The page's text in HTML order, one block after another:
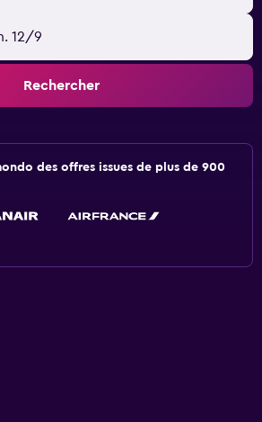
12/9
Rechercher
des offres issues de plus de 900